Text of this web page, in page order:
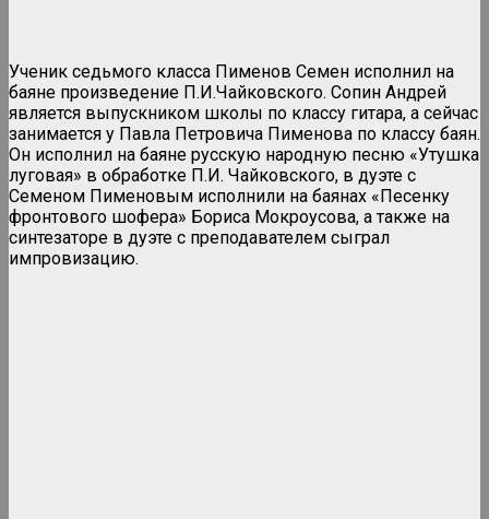
Ученик седьмого класса Пименов Семен исполнил на
баяне произведение П.И.Чайковского. Сопин Андрей
является выпускником школы по классу гитара, а сейчас
занимается у Павла Петровича Пименова по классу баян.
Он исполнил на баяне русскую народную песню «Утушка
луговая» в обработке П.И. Чайковского, в дуэте с
Семеном Пименовым исполнили на баянах «Песенку
фронтового шофера» Бориса Мокроусова, а также на
синтезаторе в дуэте с преподавателем сыграл
импровизацию.